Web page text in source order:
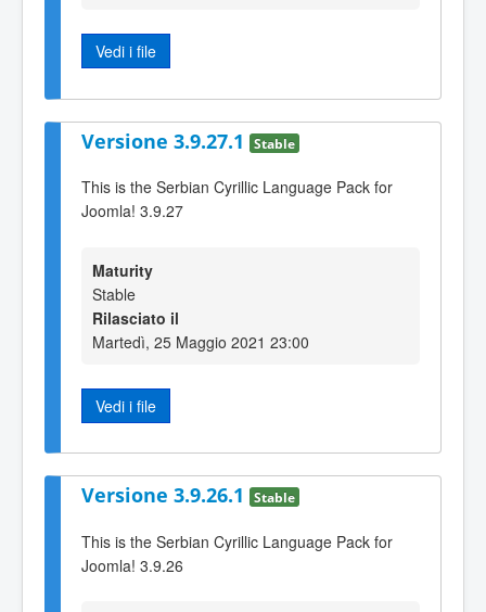
Vedi i file
Versione 3.9.27.1 Stable
This is the Serbian Cyrillic Language Pack for
Joomla! 3.9.27
Maturity
Stable
Rilasciato il
Martedì, 25 Maggio 2021 23:00
Vedi i file
Versione 3.9.26.1 Stable
This is the Serbian Cyrillic Language Pack for
Joomla! 3.9.26